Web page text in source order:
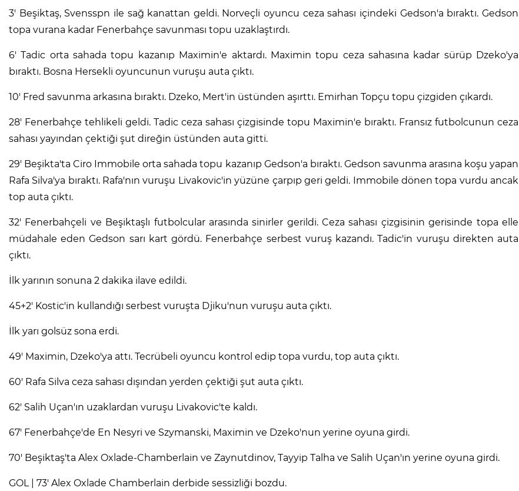
3' Beşiktaş, Svensspn ile sağ kanattan geldi. Norveçli oyuncu ceza sahası içindeki Gedson'a bıraktı. Gedson
topa vurana kadar Fenerbahçe savunması topu uzaklaştırdı.
6' Tadic orta sahada topu kazanıp Maximin'e aktardı. Maximin topu ceza sahasına kadar sürüp Dzeko'ya
bıraktı. Bosna Hersekli oyuncunun vuruşu auta çıktı.
10' Fred savunma arkasına bıraktı. Dzeko, Mert'in üstünden aşırttı. Emirhan Topçu topu çizgiden çıkardı.
28' Fenerbahçe tehlikeli geldi. Tadic ceza sahası çizgisinde topu Maximin'e bıraktı. Fransız futbolcunun ceza
sahası yayından çektiği şut direğin üstünden auta gitti.
29' Beşikta'ta Ciro Immobile orta sahada topu kazanıp Gedson'a bıraktı. Gedson savunma arasına koşu yapan
Rafa Silva'ya bıraktı. Rafa'nın vuruşu Livakovic'in yüzüne çarpıp geri geldi. Immobile dönen topa vurdu ancak
top auta çıktı.
32' Fenerbahçeli ve Beşiktaşlı futbolcular arasında sinirler gerildi. Ceza sahası çizgisinin gerisinde topa elle
müdahale eden Gedson sarı kart gördü. Fenerbahçe serbest vuruş kazandı. Tadic'in vuruşu direkten auta
çıktı.
İlk yarının sonuna 2 dakika ilave edildi.
45+2' Kostic'in kullandığı serbest vuruşta Djiku'nun vuruşu auta çıktı.
İlk yarı golsüz sona erdi.
49' Maximin, Dzeko'ya attı. Tecrübeli oyuncu kontrol edip topa vurdu, top auta çıktı.
60' Rafa Silva ceza sahası dışından yerden çektiği şut auta çıktı.
62' Salih Uçan'ın uzaklardan vuruşu Livakovic'te kaldı.
67' Fenerbahçe'de En Nesyri ve Szymanski, Maximin ve Dzeko'nun yerine oyuna girdi.
70' Beşiktaş'ta Alex Oxlade-Chamberlain ve Zaynutdinov, Tayyip Talha ve Salih Uçan'ın yerine oyuna girdi.
GOL | 73' Alex Oxlade Chamberlain derbide sessizliği bozdu.